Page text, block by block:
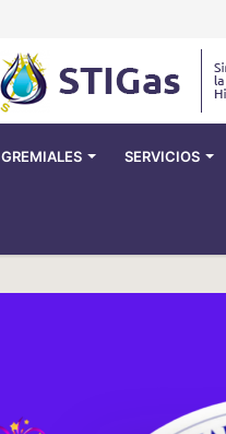
GREMIALES SERVICIOS